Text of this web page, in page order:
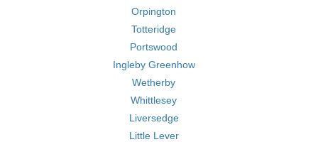
Orpington
Totteridge
Portswood
Ingleby Greenhow
Wetherby
Whittlesey
Liversedge
Little Lever